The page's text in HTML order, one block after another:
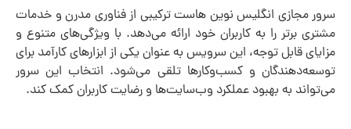
سرور مجازی انگلیس نوین هاست ترکیبی از فناوری مدرن و خدمات
مشتری برتر را به کاربران خود ارائه می‌دهد. با ویژگی‌های متنوع و
مزایای قابل توجه، این سرویس به عنوان یکی از ابزارهای کارآمد برای
توسعه‌دهندگان و کسب‌وکارها تلقی می‌شود. انتخاب این سرور
می‌تواند به بهبود عملکرد وب‌سایت‌ها و رضایت کاربران کمک کند.